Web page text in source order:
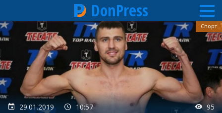
Перейти
к
основному
содержанию
DonPress
29.01.2019 10:57 95
Спорт